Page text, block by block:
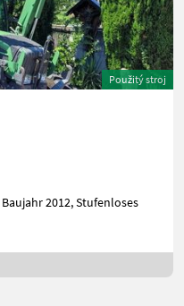
Použitý stroj
2012, Stufenloses